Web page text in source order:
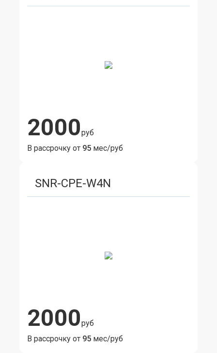
2000руб
В рассрочку от 95 мес/руб
SNR-CPE-W4N
2000руб
В рассрочку от 95 мес/руб